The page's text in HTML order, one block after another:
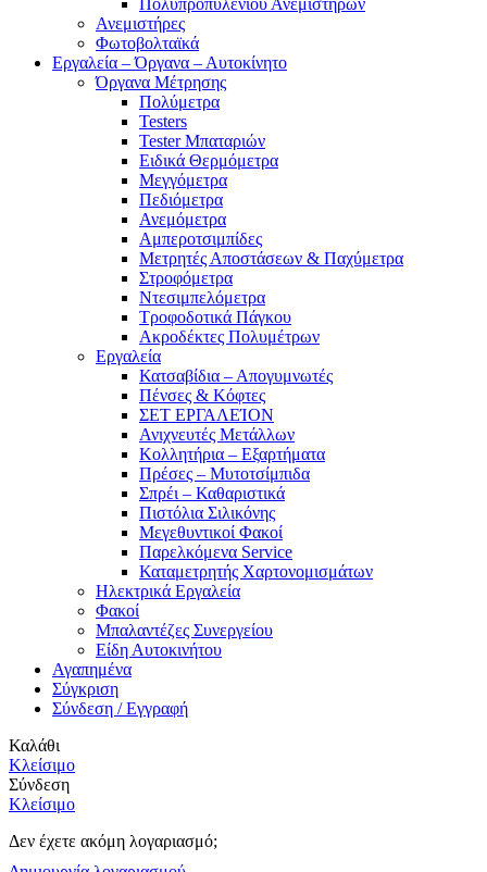
Ανεμιστήρες
Φωτοβολταϊκά
Εργαλεία – Όργανα – Αυτοκίνητο
Όργανα Μέτρησης
Πολύμετρα
Testers
Tester Μπαταριών
Ειδικά Θερμόμετρα
Μεγγόμετρα
Πεδιόμετρα
Ανεμόμετρα
Αμπεροτσιμπίδες
Μετρητές Αποστάσεων & Παχύμετρα
Στροφόμετρα
Ντεσιμπελόμετρα
Τροφοδοτικά Πάγκου
Ακροδέκτες Πολυμέτρων
Εργαλεία
Κατσαβίδια – Απογυμνωτές
Πένσες & Κόφτες
ΣΕΤ ΕΡΓΑΛΕΊΟΝ
Ανιχνευτές Μετάλλων
Κολλητήρια – Εξαρτήματα
Πρέσες – Μυτοτσίμπιδα
Σπρέι – Καθαριστικά
Πιστόλια Σιλικόνης
Μεγεθυντικοί Φακοί
Παρελκόμενα Service
Καταμετρητής Χαρτονομισμάτων
Ηλεκτρικά Εργαλεία
Φακοί
Μπαλαντέζες Συνεργείου
Είδη Αυτοκινήτου
Αγαπημένα
Σύγκριση
Σύνδεση / Εγγραφή
Καλάθι
Κλείσιμο
Σύνδεση
Κλείσιμο
Δεν έχετε ακόμη λογαριασμό;